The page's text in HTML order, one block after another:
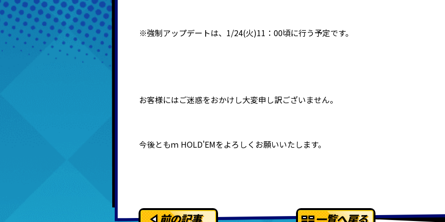
※強制アップデートは、1/24(火)11：00頃に行う予定です。
お客様にはご迷惑をおかけし大変申し訳ございません。
今後ともｍ HOLD'EMをよろしくお願いいたします。
前の記事 一覧へ戻る